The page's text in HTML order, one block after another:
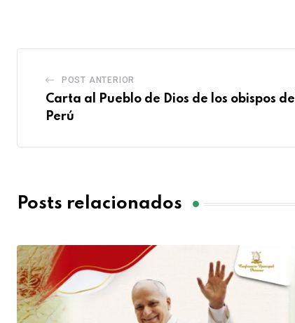
POST ANTERIOR
Carta al Pueblo de Dios de los obispos del
Perú
Posts relacionados